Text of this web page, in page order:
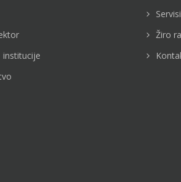
institucije
Žiro